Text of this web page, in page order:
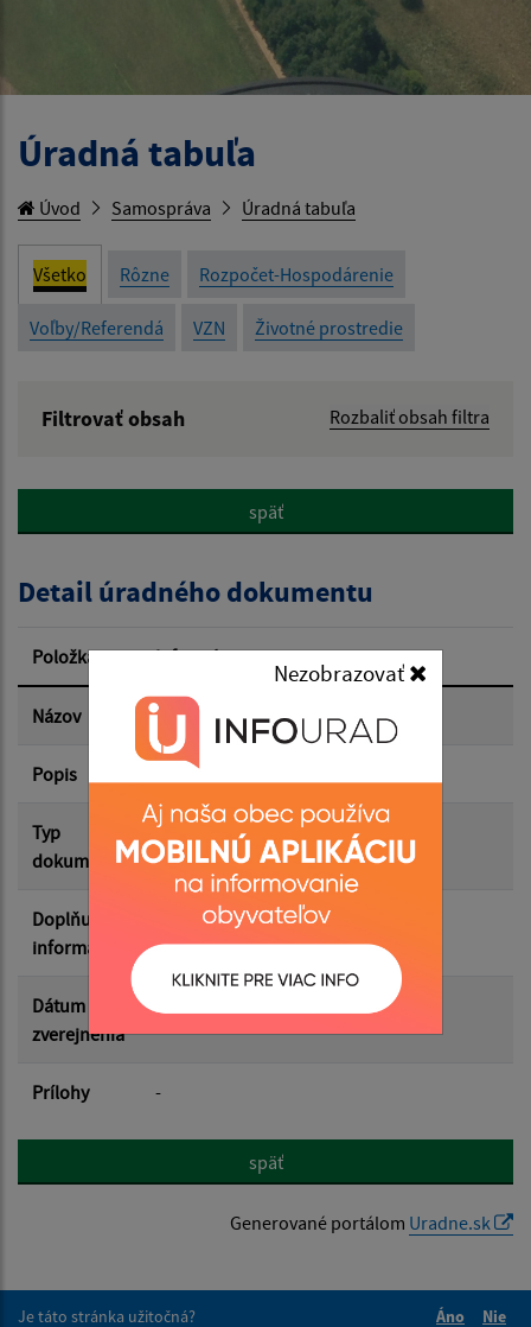
Nezobrazovať
Úradná tabuľa
Úvod Samospráva Úradná tabuľa
Všetko Rôzne Rozpočet-Hospodárenie
Voľby/Referendá VZN Životné prostredie
Filtrovať obsah Rozbaliť obsah filtra
Popis:
Dátum zverejnenia od:
Dátum zverejnenia do:
Filtrovať
späť
Detail úradného dokumentu
Položka Informácia
Názov
Popis
Typ
dokumentu
Doplňujúce
informácie
Dátum
zverejnenia
Prílohy -
späť
Generované portálom Uradne.sk
Je táto stránka užitočná?
Áno
Nie